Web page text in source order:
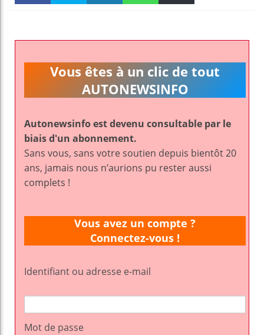
k pt
Vous êtes à un clic de tout
AUTONEWSINFO
Autonewsinfo est devenu consultable par le
biais d'un abonnement.
Sans vous, sans votre soutien depuis bientôt 20
ans, jamais nous n’aurions pu rester aussi
complets !
Vous avez un compte ?
Connectez-vous !
Identifiant ou adresse e-mail
Mot de passe